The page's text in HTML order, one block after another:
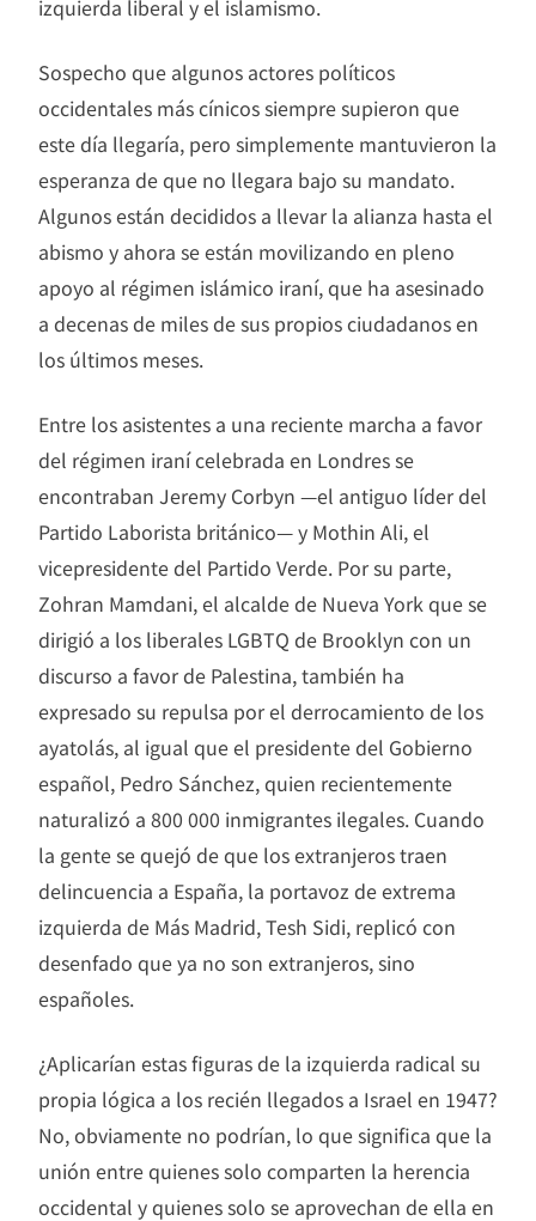
izquierda liberal y el islamismo.
Sospecho que algunos actores políticos
occidentales más cínicos siempre supieron que
este día llegaría, pero simplemente mantuvieron la
esperanza de que no llegara bajo su mandato.
Algunos están decididos a llevar la alianza hasta el
abismo y ahora se están movilizando en pleno
apoyo al régimen islámico iraní, que ha asesinado
a decenas de miles de sus propios ciudadanos en
los últimos meses.
Entre los asistentes a una reciente marcha a favor
del régimen iraní celebrada en Londres se
encontraban Jeremy Corbyn —el antiguo líder del
Partido Laborista británico— y Mothin Ali, el
vicepresidente del Partido Verde. Por su parte,
Zohran Mamdani, el alcalde de Nueva York que se
dirigió a los liberales LGBTQ de Brooklyn con un
discurso a favor de Palestina, también ha
expresado su repulsa por el derrocamiento de los
ayatolás, al igual que el presidente del Gobierno
español, Pedro Sánchez, quien recientemente
naturalizó a 800 000 inmigrantes ilegales. Cuando
la gente se quejó de que los extranjeros traen
delincuencia a España, la portavoz de extrema
izquierda de Más Madrid, Tesh Sidi, replicó con
desenfado que ya no son extranjeros, sino
españoles.
¿Aplicarían estas figuras de la izquierda radical su
propia lógica a los recién llegados a Israel en 1947?
No, obviamente no podrían, lo que significa que la
unión entre quienes solo comparten la herencia
occidental y quienes solo se aprovechan de ella en